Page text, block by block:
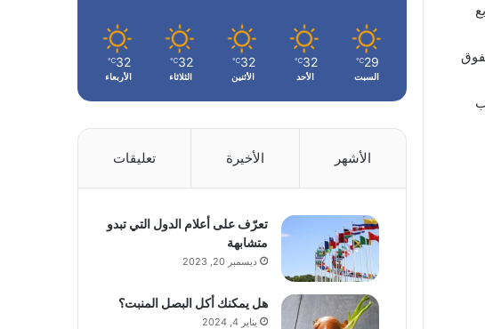
29
℃
السبت
32
℃
الأحد
32
℃
الأثنين
32
℃
الثلاثاء
32
℃
الأربعاء
الأشهر الأخيرة تعليقات
تعرّف على أعلام الدول التي تبدو
متشابهة
ديسمبر 20, 2023
هل يمكنك أكل البصل المنبت؟
يناير 4, 2024